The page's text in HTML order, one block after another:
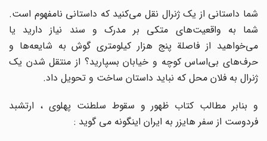
شما داستانی از یک ژنرال نقل می‌کنید که داستانی نامفهوم است.
شما به واقعیت‌های متکی بر مدرک و سند نیاز دارید یا
می‌خواهید از فاصلة پنج هزار کیلومتری گوش به شایعه‌ها و
حرف‌های بی‌اساس کوچه و خیابان بسپارید؟ از منتقل شدن یک
ژنرال به فلان محل که نباید داستان ساخت و تحویل داد.
و بنابر مطالب کتاب ظهور و سقوط سلطنت پهلوی ، ارتشبد
فردوست از سفر هایزر به ایران اینگونه می گوید :